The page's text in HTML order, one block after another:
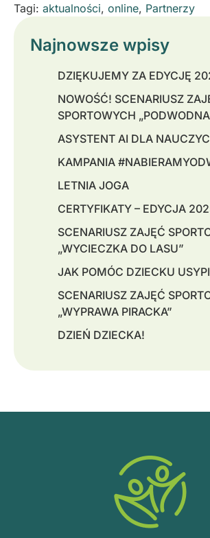
Tagi: aktualności, online, Partnerzy
Najnowsze wpisy
DZIĘKUJEMY ZA EDYCJĘ
NOWOŚĆ! SCENARIUSZ
SPORTOWYCH
ASYSTENT AI DLA
KAMPANIA
LETNIA JOGA
CERTYFIKATY – EDYCJA
SCENARIUSZ ZAJĘĆ
„WYCIECZKA DO LASU”
JAK POMÓC DZIECKU
SCENARIUSZ ZAJĘĆ
„WYPRAWA PIRACKA”
DZIEŃ DZIECKA!